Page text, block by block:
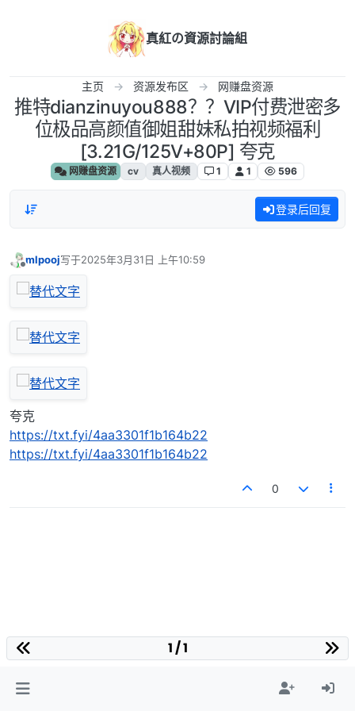
真紅の資源討論組
主页 资源发布区 网赚盘资源
推特dianzinuyou888？？VIP付费泄密多
位极品高颜值御姐甜妹私拍视频福利
[3.21G/125V+80P] 夸克
网赚盘资源 cv 真人视频 1 1 596
登录后回复
mlpooj写于2025年3月31日 上午10:59
最后由 编辑
夸克
https://txt.fyi/4aa3301f1b164b22
https://txt.fyi/4aa3301f1b164b22
0
1 / 1